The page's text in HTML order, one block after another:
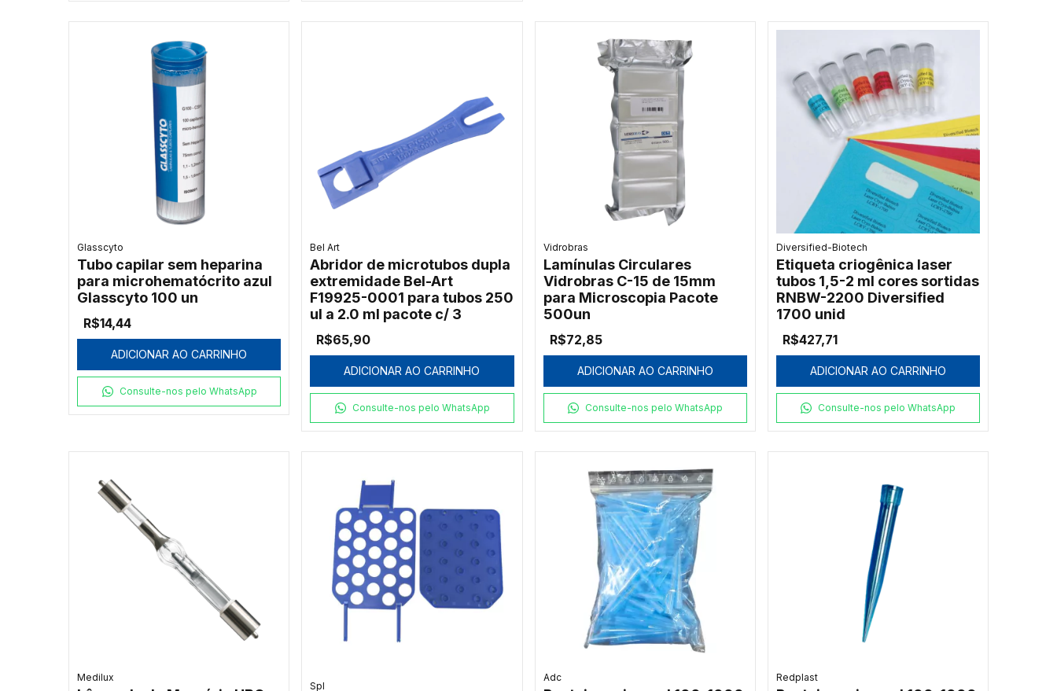
Glasscyto
Tubo capilar sem heparina
para microhematócrito azul
Glasscyto 100 un
R$14,44
ADICIONAR AO CARRINHO
Consulte-nos pelo WhatsApp
Bel Art
Abridor de microtubos dupla
extremidade Bel-Art
F19925-0001 para tubos 250
ul a 2.0 ml pacote c/ 3
R$65,90
ADICIONAR AO CARRINHO
Consulte-nos pelo WhatsApp
Vidrobras
Lamínulas Circulares
Vidrobras C-15 de 15mm
para Microscopia Pacote
500un
R$72,85
ADICIONAR AO CARRINHO
Consulte-nos pelo WhatsApp
Diversified-Biotech
Etiqueta criogênica laser
tubos 1,5-2 ml cores sortidas
RNBW-2200 Diversified
1700 unid
R$427,71
ADICIONAR AO CARRINHO
Consulte-nos pelo WhatsApp
Medilux
Spl
Adc Redplast